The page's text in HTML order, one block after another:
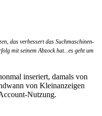
das verbessert das Suchmaschinen-
mit seinem Abzock hat...es geht um
inseriert, damals von
von Kleinanzeigen
Nutzung.